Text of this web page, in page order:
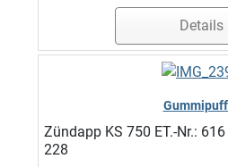
Details
Zündapp KS 750 ET.-Nr.:
228